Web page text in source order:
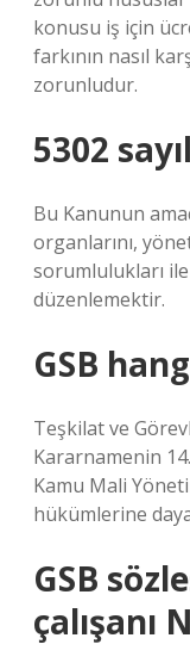
konusu iş için
farkının nasıl
zorunludur.
5302
Bu Kanunun
organlarını,
sorumlulukları ile
düzenlemektir.
GSB
Teşkilat ve
Kararnamenin
Kamu Mali
hükümlerine
GSB
çalışanı